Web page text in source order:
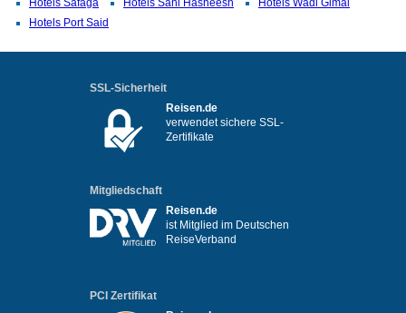
Hotels Safaga
Hotels Sahl Hasheesh
Hotels Wadi Gimal
Hotels Port Said
SSL-Sicherheit
Reisen.de
verwendet sichere SSL-
Zertifikate
Mitgliedschaft
Reisen.de
ist Mitglied im Deutschen
ReiseVerband
PCI Zertifikat